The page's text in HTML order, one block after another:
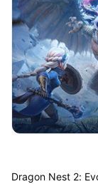
Dragon Nest 2: